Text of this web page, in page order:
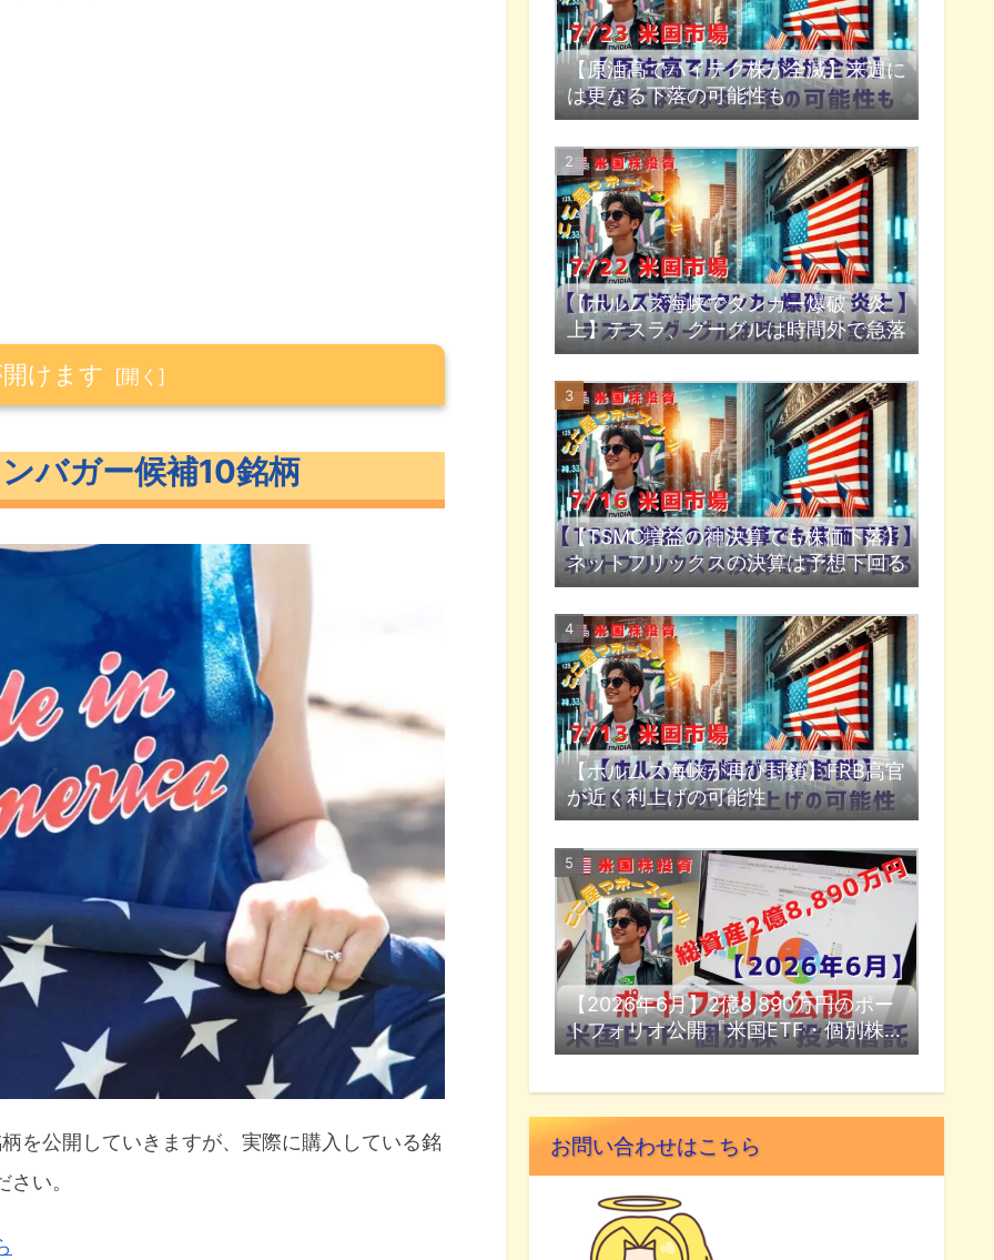
けます
銘柄
10銘柄概要
フォリオ）概要
ォーマンス
バガー候補10銘柄
を公開していきますが、実際に購入している銘
い。
【原油高でハイテク株が全滅】来週に
は更なる下落の可能性も
【ホルムズ海峡でタンカー爆破・炎
上】テスラ、グーグルは時間外で急落
【TSMC増益の神決算でも株価下落】
ネットフリックスの決算は予想下回る
【ホルムズ海峡が再び封鎖】FRB高官
が近く利上げの可能性
【2026年6月】2億8,890万円のポー
トフォリオ公開『米国ETF・個別株・
投資信託』
お問い合わせはこちら